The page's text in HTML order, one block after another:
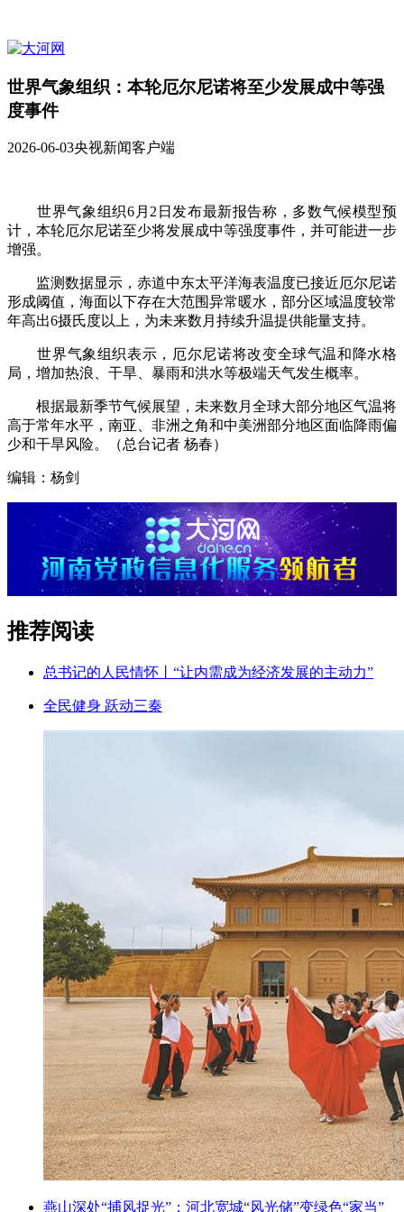
世界气象组织：本轮厄尔尼诺将至少发展成中等强
度事件
2026-06-03央视新闻客户端
世界气象组织6月2日发布最新报告称，多数气候模型预
计，本轮厄尔尼诺至少将发展成中等强度事件，并可能进一步
增强。
监测数据显示，赤道中东太平洋海表温度已接近厄尔尼诺
形成阈值，海面以下存在大范围异常暖水，部分区域温度较常
年高出6摄氏度以上，为未来数月持续升温提供能量支持。
世界气象组织表示，厄尔尼诺将改变全球气温和降水格
局，增加热浪、干旱、暴雨和洪水等极端天气发生概率。
根据最新季节气候展望，未来数月全球大部分地区气温将
高于常年水平，南亚、非洲之角和中美洲部分地区面临降雨偏
少和干旱风险。（总台记者 杨春）
编辑：杨剑
推荐阅读
总书记的人民情怀丨“让内需成为经济发展的主动力”
全民健身 跃动三秦
燕山深处“捕风捉光”：河北宽城“风光储”变绿色“家当”